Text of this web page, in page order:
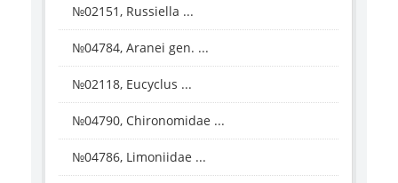
№02151, Russiella ...
№04784, Aranei gen. ...
№02118, Eucyclus ...
№04790, Chironomidae ...
№04786, Limoniidae ...